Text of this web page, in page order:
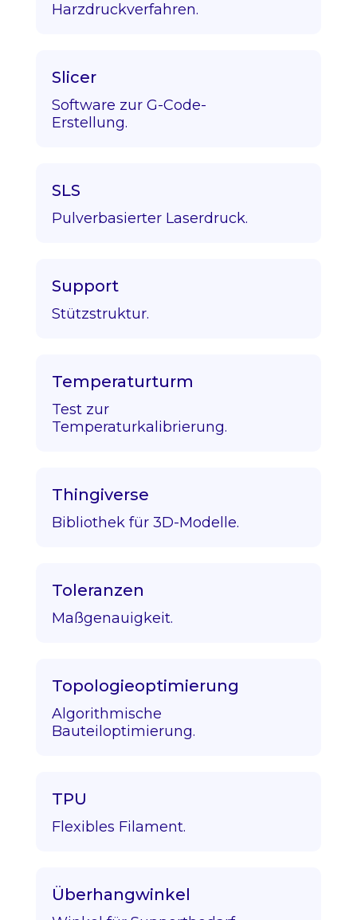
Harzdruckverfahren.
Slicer
Software zur G-Code-
Erstellung.
SLS
Pulverbasierter Laserdruck.
Support
Stützstruktur.
Temperaturturm
Test zur
Temperaturkalibrierung.
Thingiverse
Bibliothek für 3D-Modelle.
Toleranzen
Maßgenauigkeit.
Topologieoptimierung
Algorithmische
Bauteiloptimierung.
TPU
Flexibles Filament.
Überhangwinkel